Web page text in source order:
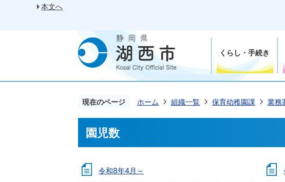
本文へ
くらし・手続き
現在のページ ホーム 組織一覧 保育幼稚園課 業務
園児数
令和8年4月～